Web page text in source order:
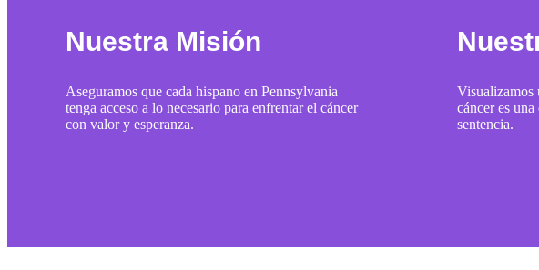
Nuestra Misión
Aseguramos que cada hispano en Pennsylvania
tenga acceso a lo necesario para enfrentar el cáncer
con valor y esperanza.
Visualizamos
cáncer es
sentencia.